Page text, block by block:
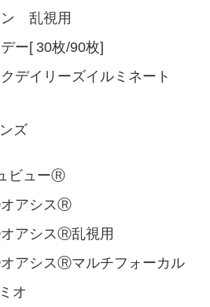
ン 乱視用
ー[ 30枚/90枚]
デイリーズイルミネート
ズ
ビューⓇ
アシスⓇ
アシスⓇ乱視用
アシスⓇマルチフォーカル
オ